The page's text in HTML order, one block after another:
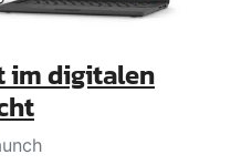
im digitalen